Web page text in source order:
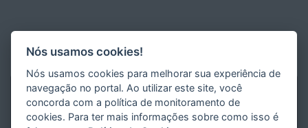
Nós usamos cookies!
Nós usamos cookies para melhorar sua experiência de
navegação no portal. Ao utilizar este site, você
concorda com a política de monitoramento de
cookies. Para ter mais informações sobre como isso é